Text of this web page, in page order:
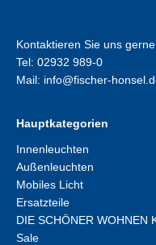
Kontaktieren Sie uns
Tel: 02932 989-0
Mail: info@fischer-
Hauptkategorien
Innenleuchten
Außenleuchten
Mobiles Licht
Ersatzteile
DIE SCHÖNER WOHNEN
Sale